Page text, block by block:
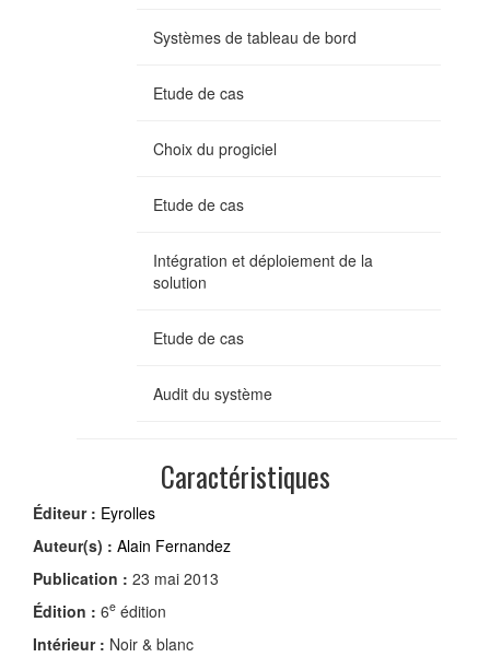
Systèmes de tableau de bord
Etude de cas
Choix du progiciel
Etude de cas
Intégration et déploiement de la
solution
Etude de cas
Audit du système
Caractéristiques
Éditeur : Eyrolles
Auteur(s) : Alain Fernandez
Publication : 23 mai 2013
Édition : 6e édition
Intérieur : Noir & blanc